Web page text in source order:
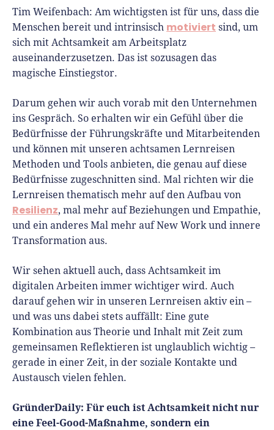
Tim Weifenbach: Am wichtigsten ist für uns, dass die
Menschen bereit und intrinsisch motiviert sind, um
sich mit Achtsamkeit am Arbeitsplatz
auseinanderzusetzen. Das ist sozusagen das
magische Einstiegstor.
Darum gehen wir auch vorab mit den Unternehmen
ins Gespräch. So erhalten wir ein Gefühl über die
Bedürfnisse der Führungskräfte und Mitarbeitenden
und können mit unseren achtsamen Lernreisen
Methoden und Tools anbieten, die genau auf diese
Bedürfnisse zugeschnitten sind. Mal richten wir die
Lernreisen thematisch mehr auf den Aufbau von
Resilienz, mal mehr auf Beziehungen und Empathie,
und ein anderes Mal mehr auf New Work und innere
Transformation aus.
Wir sehen aktuell auch, dass Achtsamkeit im
digitalen Arbeiten immer wichtiger wird. Auch
darauf gehen wir in unseren Lernreisen aktiv ein –
und was uns dabei stets auffällt: Eine gute
Kombination aus Theorie und Inhalt mit Zeit zum
gemeinsamen Reflektieren ist unglaublich wichtig –
gerade in einer Zeit, in der soziale Kontakte und
Austausch vielen fehlen.
GründerDaily: Für euch ist Achtsamkeit nicht nur
eine Feel-Good-Maßnahme, sondern ein